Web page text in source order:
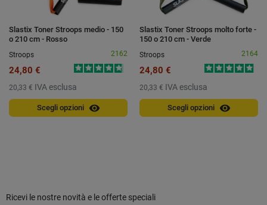
Slastix Toner Stroops medio - 150
o 210 cm - Rosso
Stroops
2162
24,80 €
20,33 € IVA esclusa
Scegli opzioni visibility
Slastix Toner Stroops molto forte -
150 o 210 cm - Verde
Stroops
2164
24,80 €
20,33 € IVA esclusa
Scegli opzioni visibility
Ricevi le nostre novità e le offerte speciali